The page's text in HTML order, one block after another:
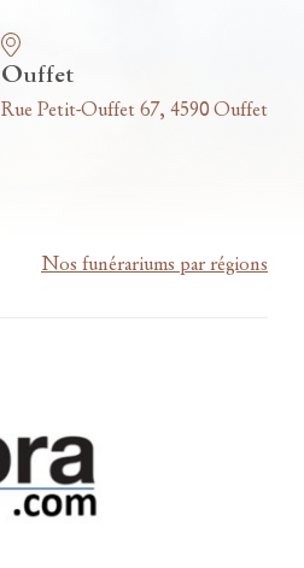
Ouffet
Rue Petit-Ouffet 67, 4590 Ouffet
Nos funérariums par régions